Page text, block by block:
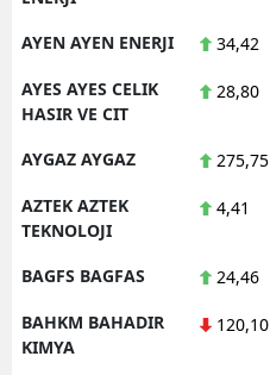
AYEN AYEN ENERJI 34,42
AYES AYES CELIK
HASIR VE CIT
28,80
AYGAZ AYGAZ 275,75
AZTEK AZTEK
TEKNOLOJI
4,41
BAGFS BAGFAS 24,46
BAHKM BAHADIR
KIMYA
120,10